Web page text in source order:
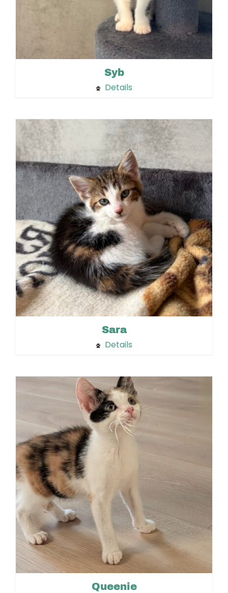
Syb
Details
Sara
Details
Queenie